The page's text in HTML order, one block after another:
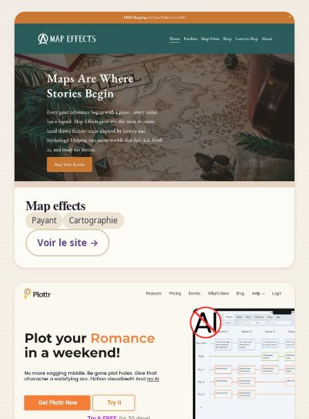
Map effects
Payant Cartographie
Voir le site →